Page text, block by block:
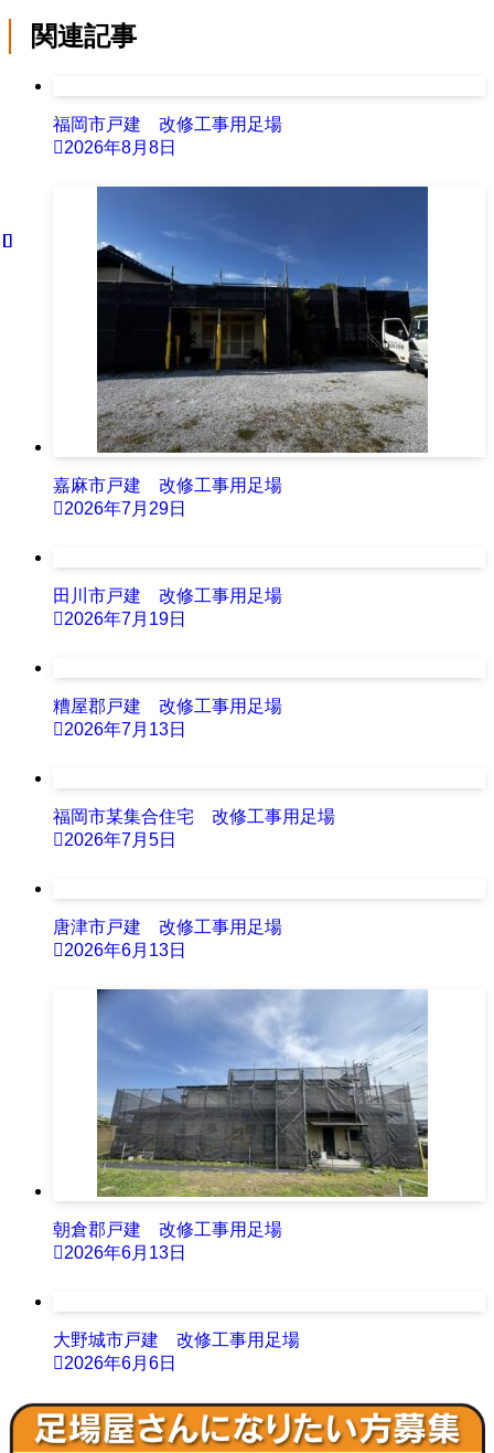
関連記事
福岡市戸建 改修工事用足場
2026年8月8日
嘉麻市戸建 改修工事用足場
2026年7月29日
田川市戸建 改修工事用足場
2026年7月19日
糟屋郡戸建 改修工事用足場
2026年7月13日
福岡市某集合住宅 改修工事用足場
2026年7月5日
唐津市戸建 改修工事用足場
2026年6月13日
朝倉郡戸建 改修工事用足場
2026年6月13日
大野城市戸建 改修工事用足場
2026年6月6日